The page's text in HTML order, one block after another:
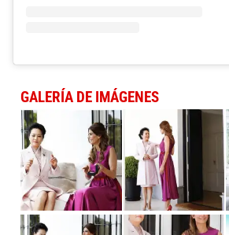
GALERÍA DE IMÁGENES